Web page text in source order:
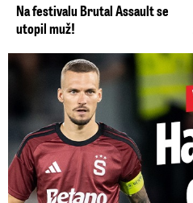
Na festivalu Brutal Assault se
utopil muž!
Vábení z ciziny! Haraslín na